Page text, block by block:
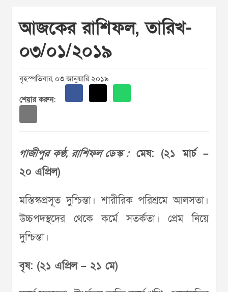
আজকের রাশিফল, তারিখ-
০৩/০১/২০১৯
বৃহস্পতিবার, ০৩ জানুয়ারি ২০১৯
শেয়ার করুন:
গাজীপুর কণ্ঠ, রাশিফল ডেস্ক :মেষ: (২১ মার্চ –
২০ এপ্রিল)
মস্তিস্কপ্রসূত দুশ্চিন্তা। শারীরিক পরিশ্রমে আলসতা।
উচ্চপদস্থদের থেকে কর্মে সতর্কতা। প্রেম নিয়ে
দুশ্চিন্তা।
বৃষ: (২১ এপ্রিল – ২১ মে)